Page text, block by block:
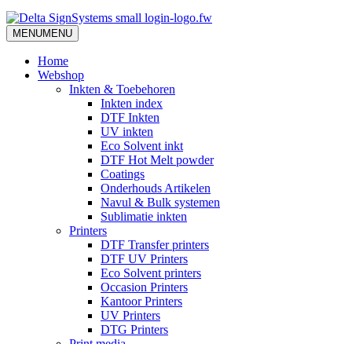
MENUMENU
Home
Webshop
Inkten & Toebehoren
Inkten index
DTF Inkten
UV inkten
Eco Solvent inkt
DTF Hot Melt powder
Coatings
Onderhouds Artikelen
Navul & Bulk systemen
Sublimatie inkten
Printers
DTF Transfer printers
DTF UV Printers
Eco Solvent printers
Occasion Printers
Kantoor Printers
UV Printers
DTG Printers